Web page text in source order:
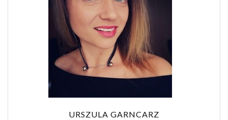
URSZULA GARNCARZ